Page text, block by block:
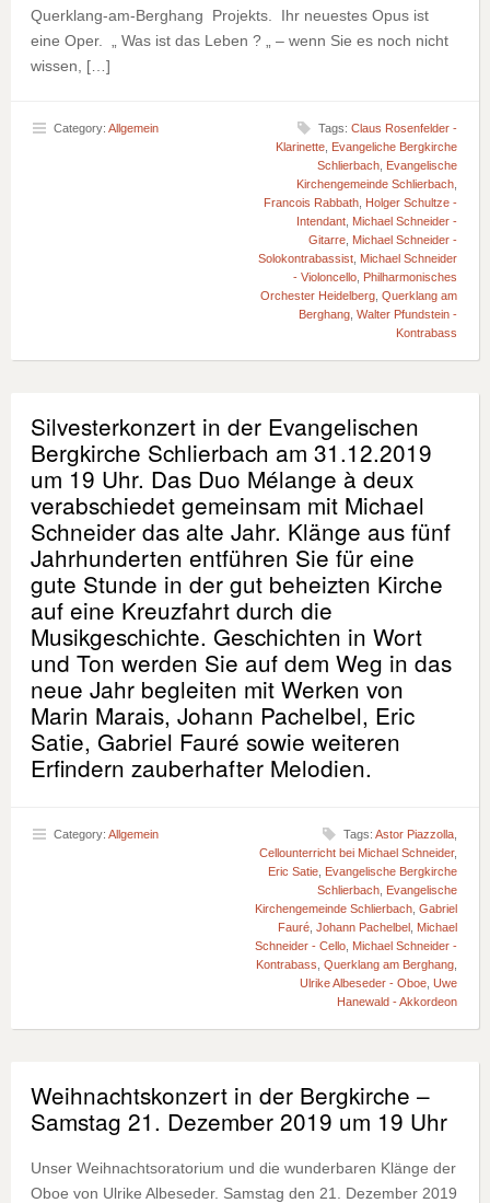
Querklang-am-Berghang Projekts. Ihr neuestes Opus ist
eine Oper. „ Was ist das Leben ? „ – wenn Sie es noch nicht
wissen, […]
Category: Allgemein Tags: Claus Rosenfelder -
Klarinette Evangeliche Bergkirche
Schlierbach Evangelische
Kirchengemeinde Schlierbach
Francois Rabbath Holger Schultze -
Intendant Michael Schneider -
Gitarre Michael Schneider -
Solokontrabassist Michael Schneider
- Violoncello Philharmonisches
Orchester Heidelberg Querklang am
Berghang Walter Pfundstein -
Kontrabass
Silvesterkonzert in der Evangelischen
Bergkirche Schlierbach am 31.12.2019
um 19 Uhr. Das Duo Mélange à deux
verabschiedet gemeinsam mit Michael
Schneider das alte Jahr. Klänge aus fünf
Jahrhunderten entführen Sie für eine
gute Stunde in der gut beheizten Kirche
auf eine Kreuzfahrt durch die
Musikgeschichte. Geschichten in Wort
und Ton werden Sie auf dem Weg in das
neue Jahr begleiten mit Werken von
Marin Marais, Johann Pachelbel, Eric
Satie, Gabriel Fauré sowie weiteren
Erfindern zauberhafter Melodien.
Category: Allgemein Tags: Astor Piazzolla
Cellounterricht bei Michael Schneider,
Eric Satie Evangelische Bergkirche
Schlierbach Evangelische
Kirchengemeinde Schlierbach Gabriel
Fauré Johann Pachelbel Michael
Schneider - Cello Michael Schneider -
Kontrabass Querklang am Berghang
Ulrike Albeseder - Oboe Uwe
Hanewald - Akkordeon
Weihnachtskonzert in der Bergkirche –
Samstag 21. Dezember 2019 um 19 Uhr
Unser Weihnachtsoratorium und die wunderbaren Klänge der
Oboe von Ulrike Albeseder. Samstag den 21. Dezember 2019